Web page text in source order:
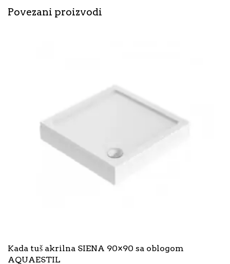
Povezani proizvodi
Kada tuš akrilna SIENA 90×90 sa oblogom
AQUAESTIL